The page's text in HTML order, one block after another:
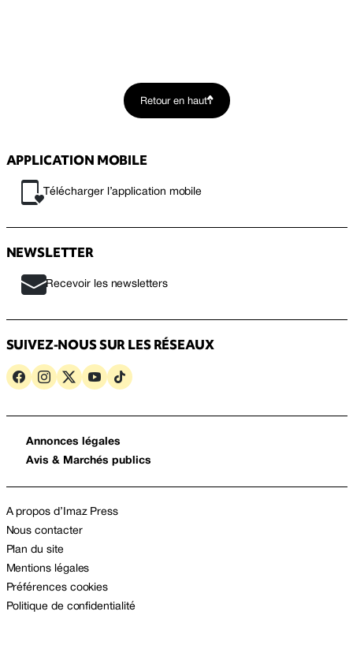
Retour en haut
APPLICATION MOBILE
Télécharger l’application mobile
NEWSLETTER
Recevoir les newsletters
SUIVEZ-NOUS SUR LES RÉSEAUX
Annonces légales
Avis & Marchés publics
A propos d’Imaz Press
Nous contacter
Plan du site
Mentions légales
Préférences cookies
Politique de confidentialité